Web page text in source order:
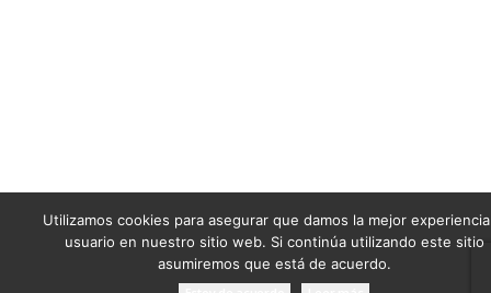
Utilizamos cookies para asegurar que damos la mejor
usuario en nuestro sitio web. Si continúa utilizando este sitio
asumiremos que está de acuerdo.